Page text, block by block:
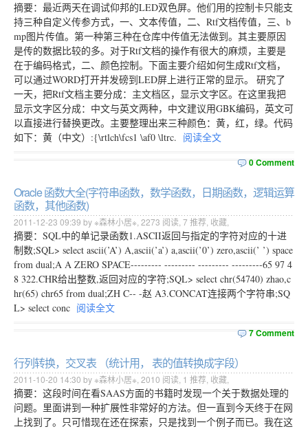
摘要：最近两天在调试仰邦的LED双色屏。他们用的控制卡只能支
持三种自定义传参方式，一、文本传值，二、Rtf文档传值，三、b
mp图片传值。第一种第三种在仓库中传值无法做到。其主要原因
是传的数据比较的多。对于Rtf文档的操作有很大的麻烦，主要是
在于编码格式，二、颜色控制。下面主要介绍如何生成Rtf文档，
可以通过WORD打开并发磅到LED屏上进行正常的显示。 研究了
一天，把Rtf文档主要分成：主文档区，显示文字区。在这里我把
显示文字区分成：中文与英文两种，中文建议用GBK编码，英文可
以直接进行替换更改。主要整理出来三种颜色：黄，红，绿。代码
如下：黄（中文）:{\rtlch\fcs1 \af0 \ltrc. 阅读全文
0 Comment
Oracle 函数大全(字符串函数，数学函数，日期函数，逻辑运算
函数，其他函数)
2011-12-23 09:39 by ※森林小居※, 2273 阅读, 7 推荐, 收藏
摘要：SQL中的单记录函数1.ASCII返回与指定的字符对应的十进
制数;SQL> select ascii(’A’) A,ascii(’a’) a,ascii(’0’) zero,ascii(’ ’) space
from dual;A A ZERO SPACE--------- --------- --------- ---------65 97 4
8 322.CHR给出整数,返回对应的字符;SQL> select chr(54740) zhao,c
hr(65) chr65 from dual;ZH C-- -赵 A3.CONCAT连接两个字符串;SQ
L> select conc 阅读全文
7 Comment
行列转换，交叉表 （统计用， 表的值转换成字段）
2011-10-20 14:30 by ※森林小居※, 2010 阅读, 1 推荐, 收藏
摘要：这段时间在看SAAS方面的书籍时发现一个关于数据处理的
问题。里面讲到一种扩展性非常好的方法。但一直到今天终于在网
上找到了。只可惜现在还在探索，只是找到一个例子而已。我在这